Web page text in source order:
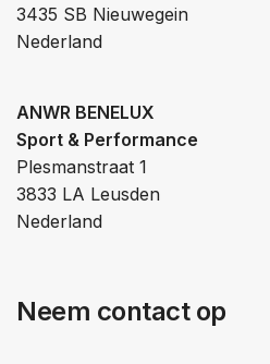
3435 SB Nieuwegein
Nederland
ANWR BENELUX
Sport & Performance
Plesmanstraat 1
3833 LA Leusden
Nederland
Neem contact op